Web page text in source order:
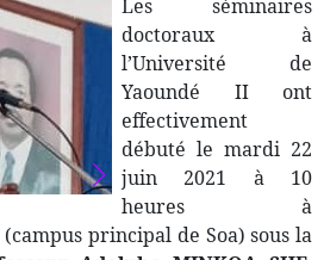
Les séminaires
doctoraux à
l’Université de
Yaoundé II ont
effectivement
débuté le mardi 22
juin 2021 à 10
heures à
principal de Soa) sous la